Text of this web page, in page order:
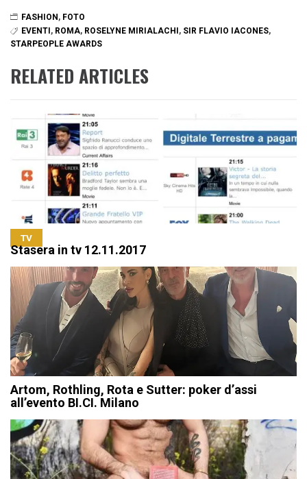
FASHION, FOTO
EVENTI , ROMA, ROSELYNE MIRIALACHI , SIR FLAVIO IACONES,
STARPEOPLE AWARDS
RELATED ARTICLES
TV
Stasera in tv 12.11.2017
Artom, Rothling, Rota e Sutter: poker d’assi
all’evento BI.CI. Milano